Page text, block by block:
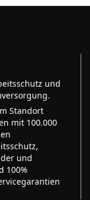
und
Standort
mit 100.000
und
100%